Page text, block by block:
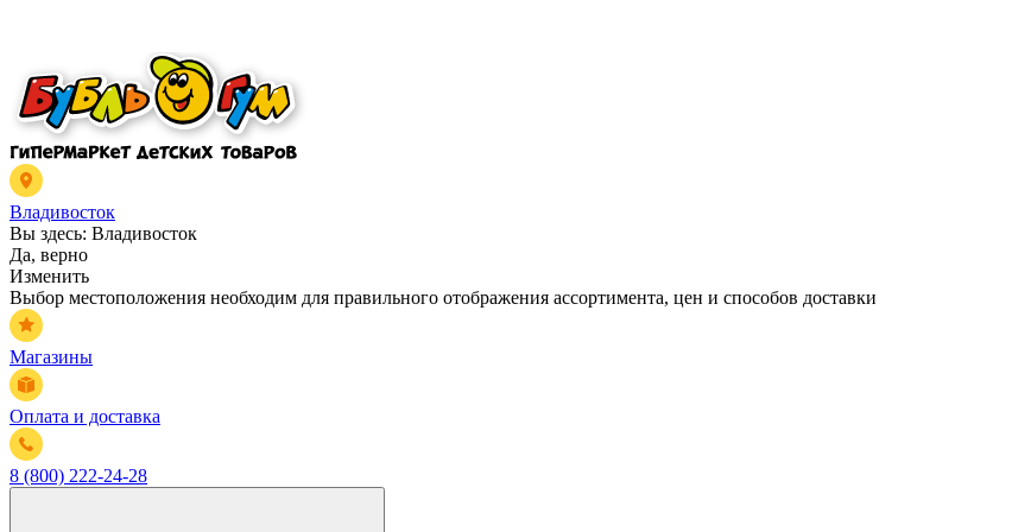
Владивосток
Вы здесь: Владивосток
Да, верно
Изменить
Выбор местоположения необходим для правильного отображения ассортимента, цен и способов доставки
Магазины
Оплата и доставка
8 (800) 222-24-28